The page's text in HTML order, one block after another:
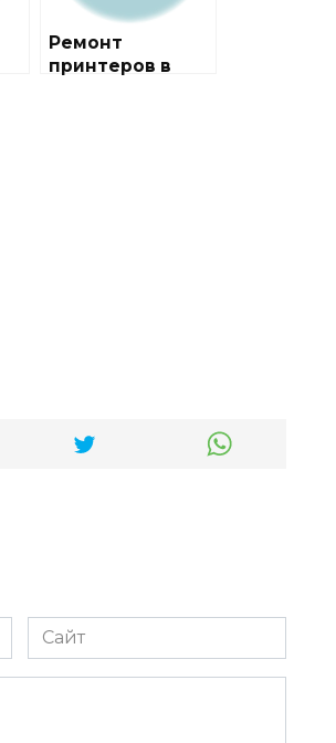
Ремонт
принтеров в
Сайт